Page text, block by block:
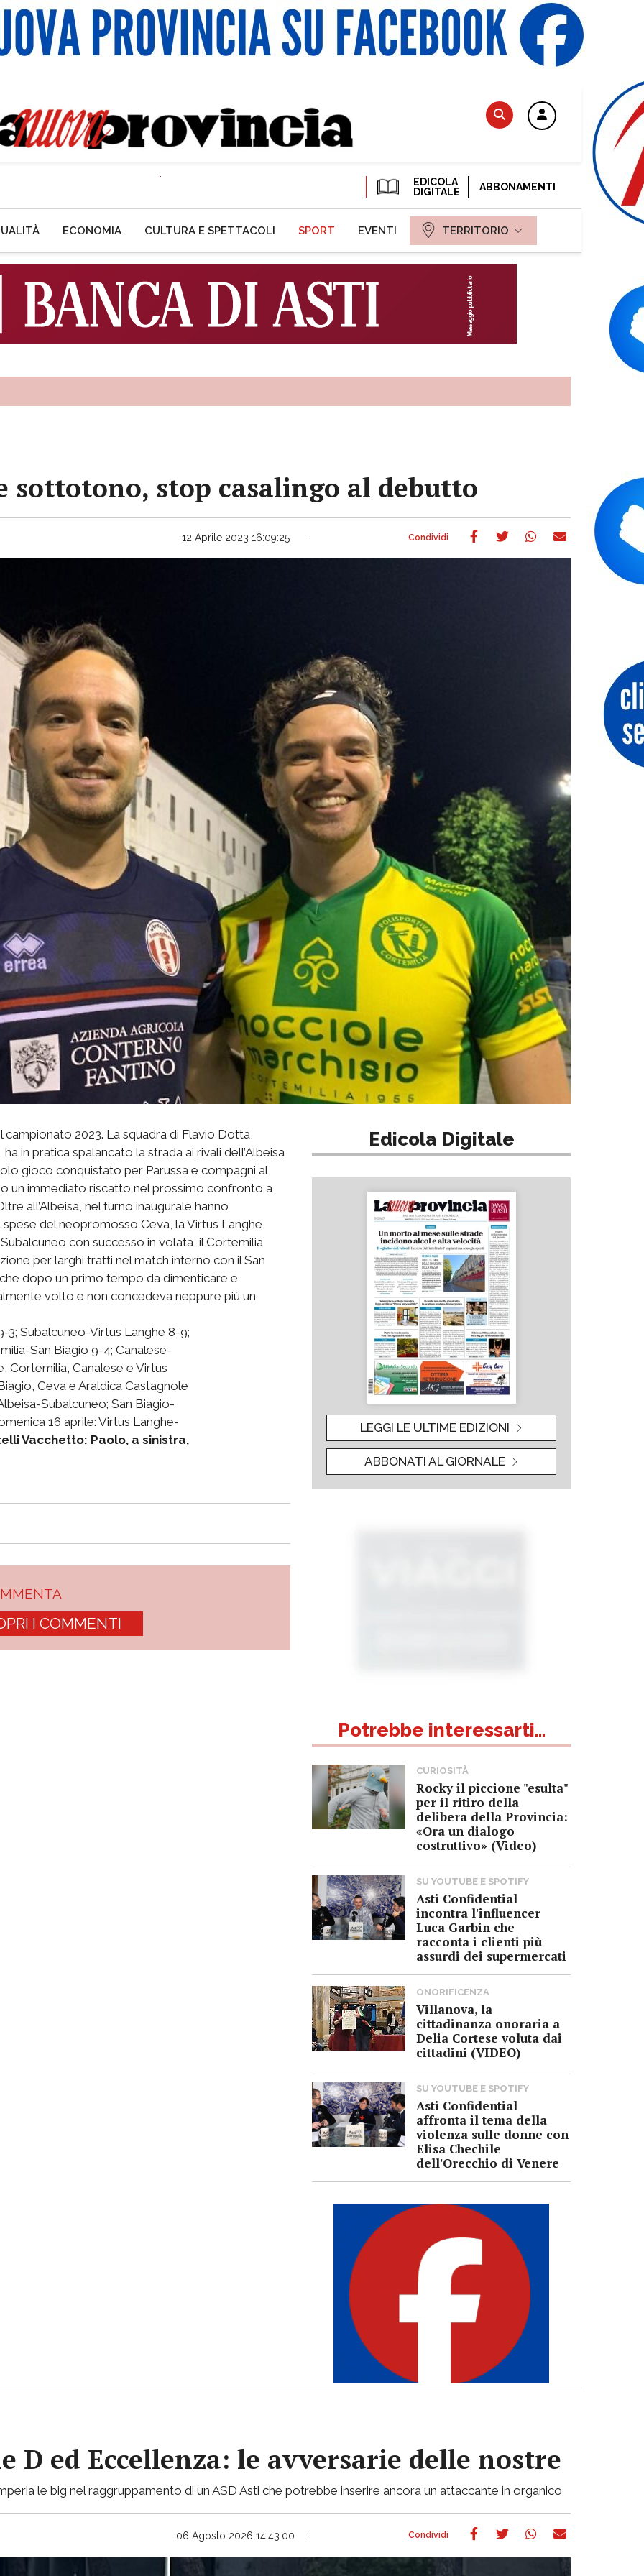
EDICOLA
DIGITALE
ABBONAMENTI
ECONOMIA CULTURA E SPETTACOLI SPORT EVENTI TERRITORIO
sottotono, stop casalingo al debutto
12 Aprile 2023 16:09:25
2023. La squadra di Flavio Dotta,
in pratica spalancato la strada ai rivali dell’Albeisa
gioco conquistato per Parussa e compagni al
un immediato riscatto nel prossimo confronto a
all’Albeisa, nel turno inaugurale hanno
del neopromosso Ceva, la Virtus Langhe,
con successo in volata, il Cortemilia
per larghi tratti nel match interno con il San
dopo un primo tempo da dimenticare e
volto e non concedeva neppure più un
3; Subalcuneo-Virtus Langhe 8-9;
San Biagio 9-4; Canalese-
Cortemilia, Canalese e Virtus
Ceva e Araldica Castagnole
Subalcuneo; San Biagio-
16 aprile: Virtus Langhe-
Vacchetto: Paolo, a sinistra,
I COMMENTI
Edicola Digitale
LEGGI LE ULTIME EDIZIONI
ABBONATI AL GIORNALE
Potrebbe interessarti...
CURIOSITÀ
Rocky il piccione "esulta"
per il ritiro della
delibera della Provincia:
«Ora un dialogo
costruttivo» (Video)
SU YOUTUBE E SPOTIFY
Asti Confidential
incontra l'influencer
Luca Garbin che
racconta i clienti più
assurdi dei supermercati
ONORIFICENZA
Villanova, la
cittadinanza onoraria a
Delia Cortese voluta dai
cittadini (VIDEO)
SU YOUTUBE E SPOTIFY
Asti Confidential
affronta il tema della
violenza sulle donne con
Elisa Chechile
dell'Orecchio di Venere
D ed Eccellenza: le avversarie delle nostre
le big nel raggruppamento di un ASD Asti che potrebbe inserire ancora un attaccante in organico
06 Agosto 2026 14:43:00